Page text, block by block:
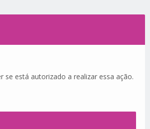
se está autorizado a realizar essa ação.